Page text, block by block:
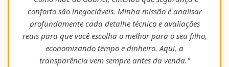
conforto são inegociáveis. Minha missão é analisar
profundamente cada detalhe técnico e avaliações
reais para que você escolha o melhor para o seu filho,
economizando tempo e dinheiro. Aqui, a
transparência vem sempre antes da venda."